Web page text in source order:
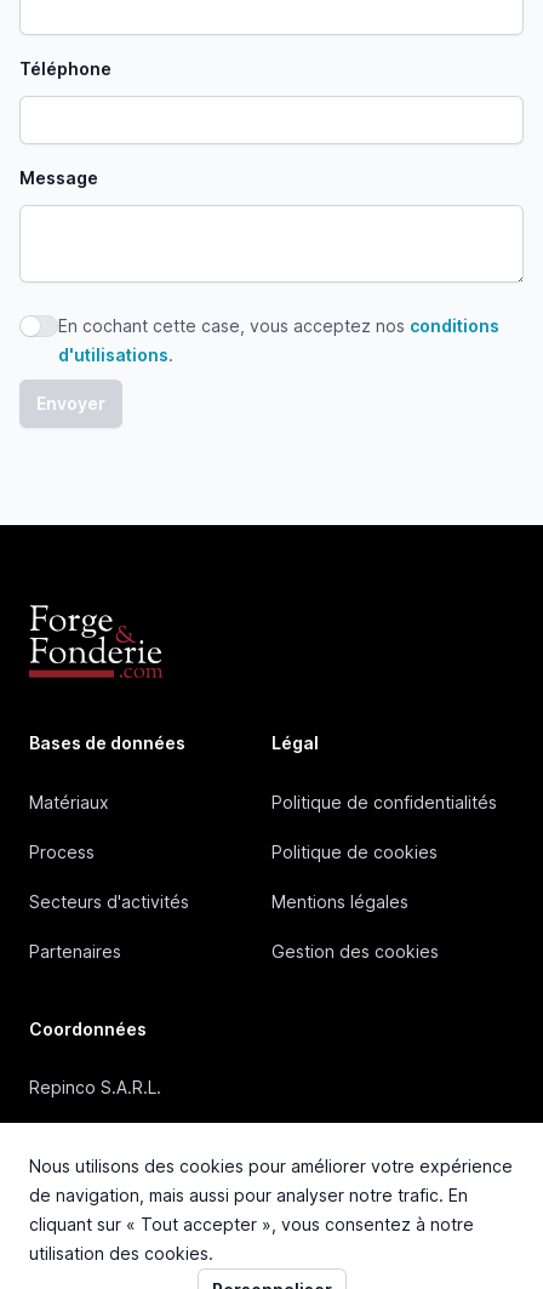
Nous utilisons des cookies pour améliorer votre expérience
de navigation, mais aussi pour analyser notre trafic. En
cliquant sur « Tout accepter », vous consentez à notre
utilisation des cookies.
Téléphone
Message
En cochant cette case, vous acceptez nos conditions
En cochant cette case, vous acceptez nos conditions
d'utilisations.
Bases de données
Matériaux
Process
Secteurs d'activités
Partenaires
Légal
Politique de confidentialités
Politique de cookies
Mentions légales
Gestion des cookies
Coordonnées
Repinco S.A.R.L.
+33 4 72 36 87 87
contact@repinco.com